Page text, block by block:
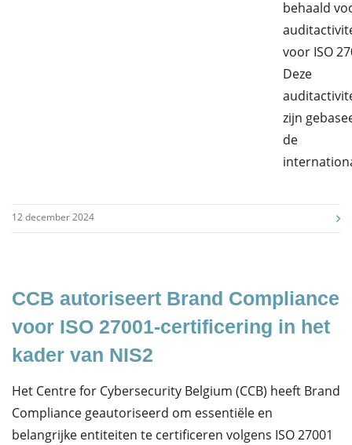
behaald
voor ISO
Deze
zijn
de
12 december 2024
CCB autoriseert Brand Compliance
voor ISO 27001-certificering in het
kader van NIS2
Het Centre for Cybersecurity Belgium (CCB) heeft Brand
Compliance geautoriseerd om essentiële en
belangrijke entiteiten te certificeren volgens ISO 27001